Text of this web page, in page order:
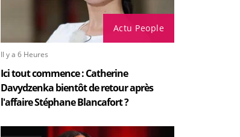
Actu People
Il y a 6 Heures
Ici tout commence : Catherine
Davydzenka bientôt de retour après
l'affaire Stéphane Blancafort ?